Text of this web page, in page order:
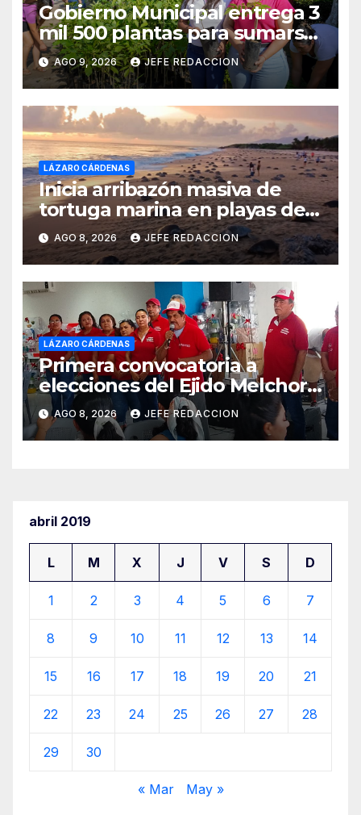
Gobierno Municipal entrega 3
mil 500 plantas para sumarse
a la Jornada Nacional de
Reforestación
AGO 9, 2026 JEFE REDACCION
LÁZARO CÁRDENAS
Inicia arribazón masiva de
tortuga marina en playas de
Michoacán
AGO 8, 2026 JEFE REDACCION
LÁZARO CÁRDENAS
Primera convocatoria a
elecciones del Ejido Melchor
Ocampo en Lázaro Cárdenas
el domingo
AGO 8, 2026 JEFE REDACCION
abril 2019
L M X J V S D
1 2 3 4 5 6 7
8 9 10 11 12 13 14
15 16 17 18 19 20 21
22 23 24 25 26 27 28
29 30
« Mar May »